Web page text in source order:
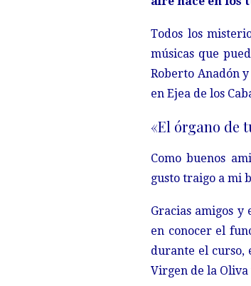
Todos los
músicas que
Roberto Anadón
en Ejea de los
«El órgano de
Como buenos
gusto traigo a mi
Gracias amigos y
en conocer el
durante el curso,
Virgen de la